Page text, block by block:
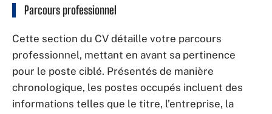
Parcours professionnel
Cette section du CV détaille votre parcours
professionnel, mettant en avant sa pertinence
pour le poste ciblé. Présentés de manière
chronologique, les postes occupés incluent des
informations telles que le titre, l’entreprise, la